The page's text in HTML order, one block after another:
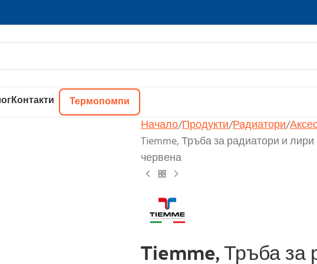
Контакти Термопомпи
Начало Продукти Радиатори
Tiemme, Тръба за радиатори и
червена
Tiemme, Тръба за